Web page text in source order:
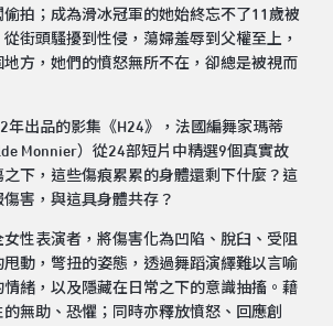
拍；成為滑冰冠軍的她始終忘不了11歲被
街頭騷擾到性侵，蕩婦羞辱到父權至上，
方，她們的憤怒無所不在，卻總是被視而
年出品的影集《H24》，法國編舞家瑪蒂
Monnier）從24部短片中精選9個真實故
下，這些傷痕累累的身體還剩下什麼？這
害，與這具身體共存？
性表演者，將傷害化為凹陷、脫臼、受阻
甩動，彆扭的姿態，透過舞蹈演繹難以言喻
情緒，以及隱藏在日常之下的意識抽搐。藉
無助、恐懼；同時亦釋放憤怒、回應創